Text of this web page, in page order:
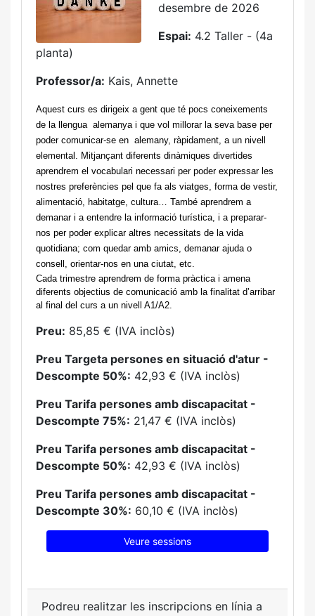
desembre de 2026
Espai: 4.2 Taller - (4a
planta)
Professor/a: Kais, Annette
Aquest curs es dirigeix a gent que té pocs coneixements
de la llengua  alemanya i que vol millorar la seva base per
poder comunicar-se en  alemany, ràpidament, a un nivell
elemental. Mitjançant diferents dinàmiques divertides
aprendrem el vocabulari necessari per poder expressar les
nostres preferències pel que fa als viatges, forma de vestir,
alimentació, habitatge, cultura… També aprendrem a
demanar i a entendre la informació turística, i a preparar-
nos per poder explicar altres necessitats de la vida
quotidiana; com quedar amb amics, demanar ajuda o
consell, orientar-nos en una ciutat, etc.
Cada trimestre aprendrem de forma pràctica i amena
diferents objectius de comunicació amb la finalitat d’arribar
al final del curs a un nivell A1/A2.
Preu: 85,85 € (IVA inclòs)
Preu Targeta persones en situació d'atur -
Descompte 50%: 42,93 € (IVA inclòs)
Preu Tarifa persones amb discapacitat -
Descompte 75%: 21,47 € (IVA inclòs)
Preu Tarifa persones amb discapacitat -
Descompte 50%: 42,93 € (IVA inclòs)
Preu Tarifa persones amb discapacitat -
Descompte 30%: 60,10 € (IVA inclòs)
Veure sessions
Podreu realitzar les inscripcions en línia a